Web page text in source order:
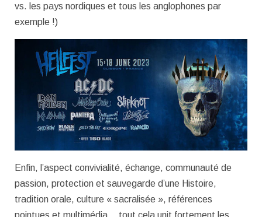
vs. les pays nordiques et tous les anglophones par
exemple !)
Enfin, l’aspect convivialité, échange, communauté de
passion, protection et sauvegarde d’une Histoire,
tradition orale, culture « sacralisée », références